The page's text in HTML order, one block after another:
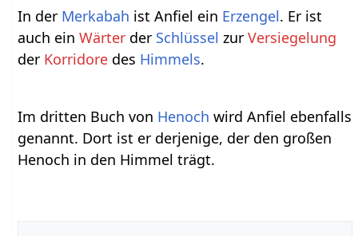
In der Merkabah ist Anfiel ein Erzengel. Er ist
auch einWärter der Schlüssel zurVersiegelung
der Korridore des Himmels.
Im dritten Buch von Henoch wird Anfiel ebenfalls
genannt. Dort ist er derjenige, der den großen
Henoch in den Himmel trägt.